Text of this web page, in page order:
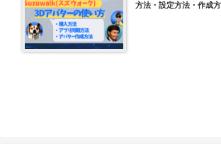
方法・設定方法・作成